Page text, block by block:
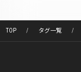
TOP タグ一覧